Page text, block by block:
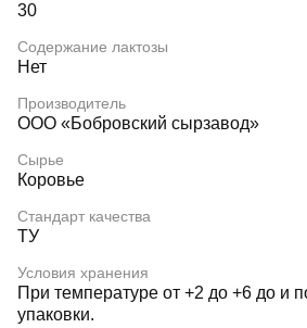
30
Содержание лактозы
Нет
Производитель
ООО «Бобровский сырзавод»
Сырье
Коровье
Стандарт качества
ТУ
Условия хранения
При температуре от +2 до +6 до и
упаковки.